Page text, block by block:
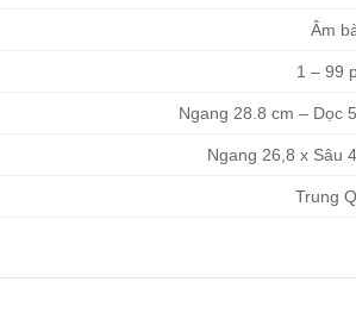
Âm
1 – 99
Ngang 28.8 cm – Dọc
Ngang 26,8 x Sâu
Trung